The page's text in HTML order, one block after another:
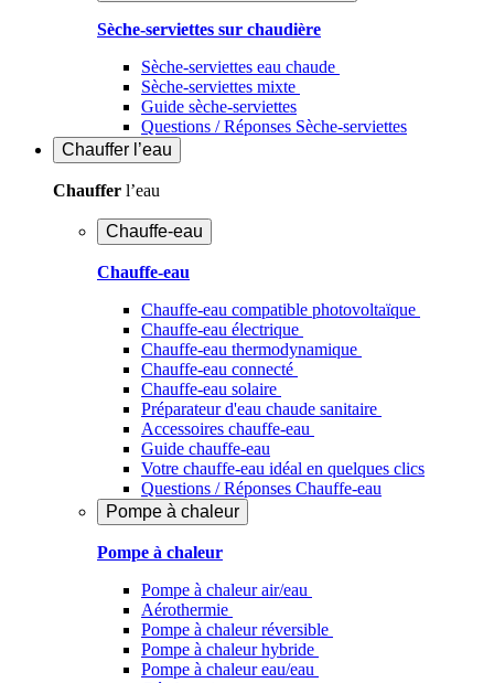
Sèche-serviettes sur chaudière
Sèche-serviettes eau chaude
Sèche-serviettes mixte
Guide sèche-serviettes
Questions / Réponses Sèche-serviettes
Chauffer l’eau
Chauffer l’eau
Chauffe-eau
Chauffe-eau
Chauffe-eau compatible photovoltaïque
Chauffe-eau électrique
Chauffe-eau thermodynamique
Chauffe-eau connecté
Chauffe-eau solaire
Préparateur d'eau chaude sanitaire
Accessoires chauffe-eau
Guide chauffe-eau
Votre chauffe-eau idéal en quelques clics
Questions / Réponses Chauffe-eau
Pompe à chaleur
Pompe à chaleur
Pompe à chaleur air/eau
Aérothermie
Pompe à chaleur réversible
Pompe à chaleur hybride
Pompe à chaleur​ eau/eau